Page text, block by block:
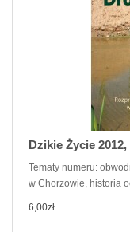
Dzikie Życie
Tematy numeru:
w Chorzowie, historia
6,00zł